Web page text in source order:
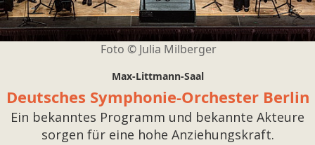
Foto © Julia Milberger
Max-Littmann-Saal
Deutsches Symphonie-Orchester Berlin
Ein bekanntes Programm und bekannte Akteure
sorgen für eine hohe Anziehungskraft.